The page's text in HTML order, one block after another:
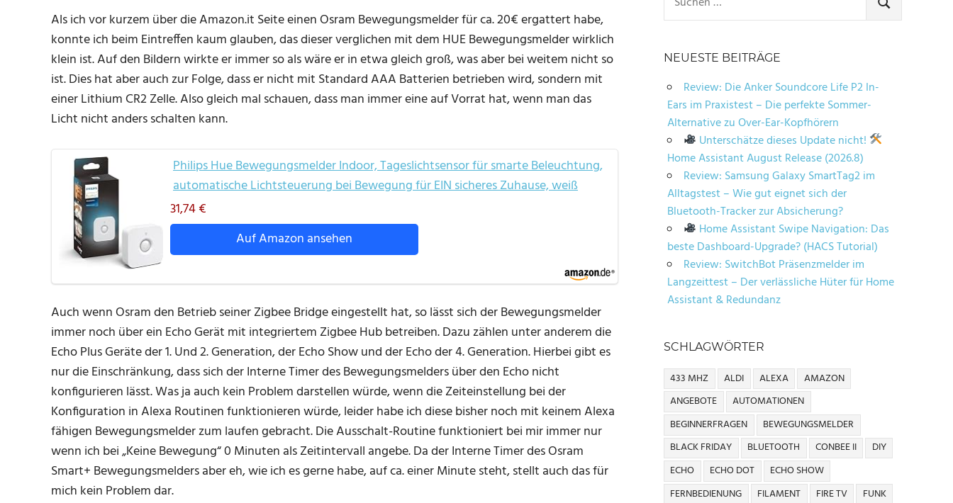
Als ich vor kurzem über die Amazon.it Seite einen Osram Bewegungsmelder für ca. 20€ ergattert habe,
konnte ich beim Eintreffen kaum glauben, das dieser verglichen mit dem HUE Bewegungsmelder wirklich
klein ist. Auf den Bildern wirkte er immer so als wäre er in etwa gleich groß, was aber bei weitem nicht so
ist. Dies hat aber auch zur Folge, dass er nicht mit Standard AAA Batterien betrieben wird, sondern mit
einer Lithium CR2 Zelle. Also gleich mal schauen, dass man immer eine auf Vorrat hat, wenn man das
Licht nicht anders schalten kann.
Philips Hue Bewegungsmelder Indoor, Tageslichtsensor für smarte Beleuchtung,
automatische Lichtsteuerung bei Bewegung für EIN sicheres Zuhause, weiß
31,74 €
Auf Amazon ansehen
Auch wenn Osram den Betrieb seiner Zigbee Bridge eingestellt hat, so lässt sich der Bewegungsmelder
immer noch über ein Echo Gerät mit integriertem Zigbee Hub betreiben. Dazu zählen unter anderem die
Echo Plus Geräte der 1. Und 2. Generation, der Echo Show und der Echo der 4. Generation. Hierbei gibt es
nur die Einschränkung, dass sich der Interne Timer des Bewegungsmelders über den Echo nicht
konfigurieren lässt. Was ja auch kein Problem darstellen würde, wenn die Zeiteinstellung bei der
Konfiguration in Alexa Routinen funktionieren würde, leider habe ich diese bisher noch mit keinem Alexa
fähigen Bewegungsmelder zum laufen gebracht. Die Ausschalt-Routine funktioniert bei mir immer nur
wenn ich bei „Keine Bewegung“ 0 Minuten als Zeitintervall angebe. Da der Interne Timer des Osram
Smart+ Bewegungsmelders aber eh, wie ich es gerne habe, auf ca. einer Minute steht, stellt auch das für
mich kein Problem dar.
nach:
SUCHEN
NEUESTE BEITRÄGE
Review: Die Anker Soundcore Life P2 In-
Ears im Praxistest – Die perfekte Sommer-
Alternative zu Over-Ear-Kopfhörern
Unterschätze dieses Update nicht!
Home Assistant August Release (2026.8)
Review: Samsung Galaxy SmartTag2 im
Alltagstest – Wie gut eignet sich der
Bluetooth-Tracker zur Absicherung?
Home Assistant Swipe Navigation: Das
beste Dashboard-Upgrade? (HACS Tutorial)
Review: SwitchBot Präsenzmelder im
Langzeittest – Der verlässliche Hüter für Home
Assistant & Redundanz
SCHLAGWÖRTER
433 MHZ ALDI ALEXA
AMAZON
ANGEBOTE
AUTOMATIONEN
BEGINNERFRAGEN
BEWEGUNGSMELDER
BLACK FRIDAY
BLUETOOTH CONBEE II
DIY
ECHO
ECHO DOT
ECHO SHOW
FERNBEDIENUNG
FILAMENT FIRE TV
FUNK